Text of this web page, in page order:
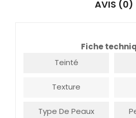
AVIS (0)
Fiche
Teinté
Texture
Type De Peaux